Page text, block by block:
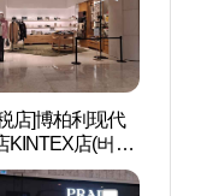
店]博柏利现代
KINTEX店(버버
화점 킨텍스점)